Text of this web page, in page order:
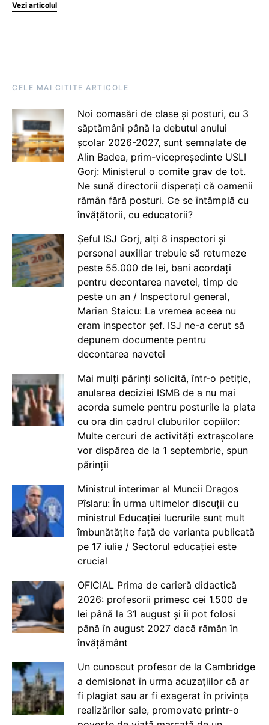
Vezi articolul
CELE MAI CITITE ARTICOLE
Noi comasări de clase și posturi, cu 3
săptămâni până la debutul anului
școlar 2026-2027, sunt semnalate de
Alin Badea, prim-vicepreședinte USLI
Gorj: Ministerul o comite grav de tot.
Ne sună directorii disperați că oamenii
rămân fără posturi. Ce se întâmplă cu
învățătorii, cu educatorii?
Șeful ISJ Gorj, alți 8 inspectori și
personal auxiliar trebuie să returneze
peste 55.000 de lei, bani acordați
pentru decontarea navetei, timp de
peste un an / Inspectorul general,
Marian Staicu: La vremea aceea nu
eram inspector șef. ISJ ne-a cerut să
depunem documente pentru
decontarea navetei
Mai mulți părinți solicită, într-o petiție,
anularea deciziei ISMB de a nu mai
acorda sumele pentru posturile la plata
cu ora din cadrul cluburilor copiilor:
Multe cercuri de activități extrașcolare
vor dispărea de la 1 septembrie, spun
părinții
Ministrul interimar al Muncii Dragos
Pîslaru: În urma ultimelor discuții cu
ministrul Educației lucrurile sunt mult
îmbunătățite față de varianta publicată
pe 17 iulie / Sectorul educației este
crucial
OFICIAL Prima de carieră didactică
2026: profesorii primesc cei 1.500 de
lei până la 31 august și îi pot folosi
până în august 2027 dacă rămân în
învățământ
Un cunoscut profesor de la Cambridge
a demisionat în urma acuzațiilor că ar
fi plagiat sau ar fi exagerat în privința
realizărilor sale, promovate printr-o